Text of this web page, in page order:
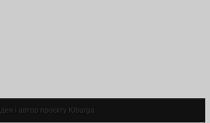
Ідея і автор проєкту Kiburga